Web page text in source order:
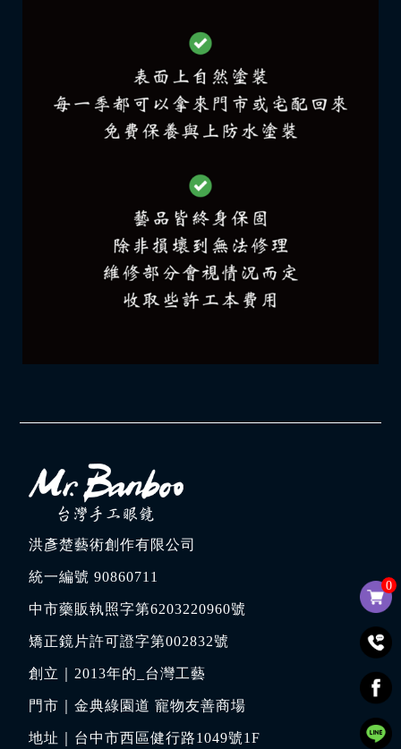
0
洪彥楚藝術創作有限公司
統一編號 90860711
中市藥販執照字第6203220960號
矯正鏡片許可證字第002832號
創立｜2013年的_台灣工藝
門市｜金典綠園道 寵物友善商場
地址｜ 台中市西區健行路1049號1F